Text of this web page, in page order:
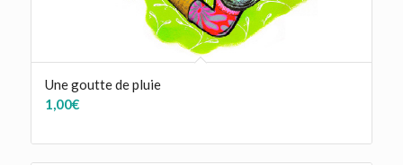
Une goutte de pluie
1,00€